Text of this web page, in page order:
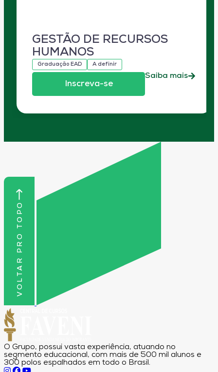
GESTÃO DE RECURSOS
HUMANOS
Graduação EAD A definir
Inscreva-se
Saiba mais
VOLTAR PRO TOPO
O Grupo, possui vasta experiência, atuando no
segmento educacional, com mais de 500 mil alunos e
300 polos espalhados em todo o Brasil.